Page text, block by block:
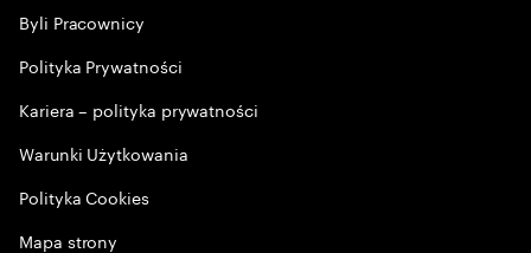
Byli Pracownicy
Polityka Prywatności
Kariera – polityka prywatności
Warunki Użytkowania
Polityka Cookies
Mapa strony